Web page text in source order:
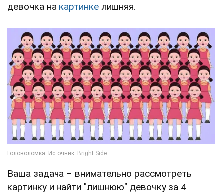
девочка на картинке лишняя.
Ваша задача – внимательно рассмотреть
картинку и найти "лишнюю" девочку за 4